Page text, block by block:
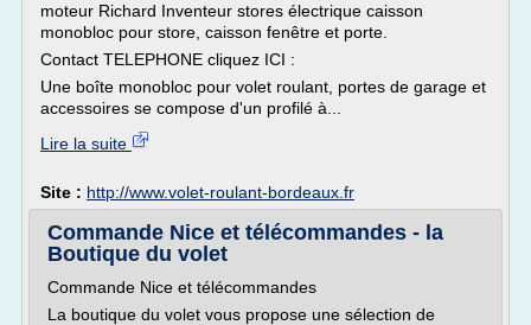
moteur Richard Inventeur stores électrique caisson
monobloc pour store, caisson fenêtre et porte.
Contact TELEPHONE cliquez ICI :
Une boîte monobloc pour volet roulant, portes de garage et
accessoires se compose d'un profilé à...
Lire la suite
Site : http://www.volet-roulant-bordeaux.fr
Commande Nice et télécommandes - la
Boutique du volet
Commande Nice et télécommandes
La boutique du volet vous propose une sélection de